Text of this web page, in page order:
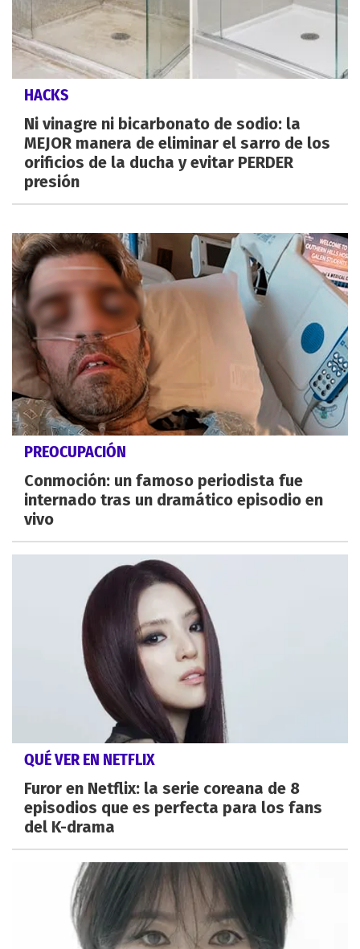
HACKS
Ni vinagre ni bicarbonato de sodio: la
MEJOR manera de eliminar el sarro de los
orificios de la ducha y evitar PERDER
presión
PREOCUPACIÓN
Conmoción: un famoso periodista fue
internado tras un dramático episodio en
vivo
QUÉ VER EN NETFLIX
Furor en Netflix: la serie coreana de 8
episodios que es perfecta para los fans
del K-drama